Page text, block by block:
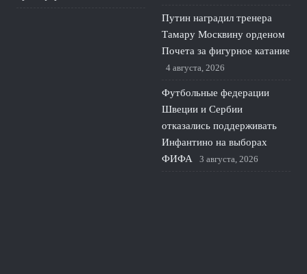
Путин наградил тренера
Тамару Москвину орденом
Почета за фигурное катание
4 августа, 2026
Футбольные федерации
Швеции и Сербии
отказались поддерживать
Инфантино на выборах
ФИФА
3 августа, 2026